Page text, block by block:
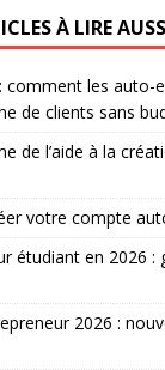
À LIRE
comment les auto-
de clients sans
de l’aide à la
votre compte
étudiant en 2026 :
2026 :